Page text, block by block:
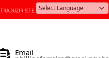
TRADUZIR SITE:
Email